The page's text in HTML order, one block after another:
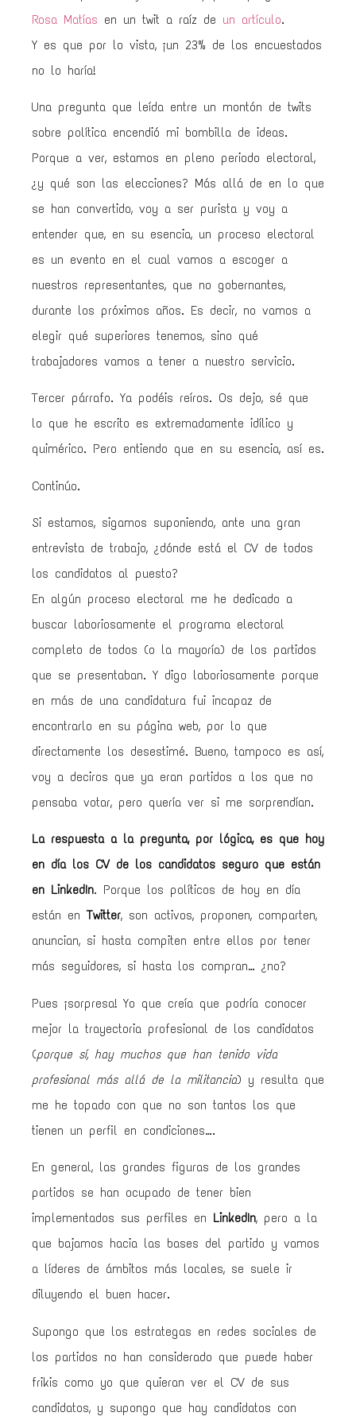
Rosa Matías en un twit a raíz de un artículo.
Y es que por lo visto, ¡un 23% de los encuestados
no lo haría!
Una pregunta que leída entre un montón de twits
sobre política encendió mi bombilla de ideas.
Porque a ver, estamos en pleno periodo electoral,
¿y qué son las elecciones? Más allá de en lo que
se han convertido, voy a ser purista y voy a
entender que, en su esencia, un proceso electoral
es un evento en el cual vamos a escoger a
nuestros representantes, que no gobernantes,
durante los próximos años. Es decir, no vamos a
elegir qué superiores tenemos, sino qué
trabajadores vamos a tener a nuestro servicio.
Tercer párrafo. Ya podéis reíros. Os dejo, sé que
lo que he escrito es extremadamente idílico y
quimérico. Pero entiendo que en su esencia, así es.
Continúo.
Si estamos, sigamos suponiendo, ante una gran
entrevista de trabajo, ¿dónde está el CV de todos
los candidatos al puesto?
En algún proceso electoral me he dedicado a
buscar laboriosamente el programa electoral
completo de todos (o la mayoría) de los partidos
que se presentaban. Y digo laboriosamente porque
en más de una candidatura fui incapaz de
encontrarlo en su página web, por lo que
directamente los desestimé. Bueno, tampoco es así,
voy a deciros que ya eran partidos a los que no
pensaba votar, pero quería ver si me sorprendían.
La respuesta a la pregunta, por lógica, es que hoy
en día los CV de los candidatos seguro que están
en LinkedIn. Porque los políticos de hoy en día
están enTwitter, son activos, proponen, comparten,
anuncian, si hasta compiten entre ellos por tener
más seguidores, si hasta los compran… ¿no?
Pues ¡sorpresa! Yo que creía que podría conocer
mejor la trayectoria profesional de los candidatos
(porque sí, hay muchos que han tenido vida
profesional más allá de la militancia) y resulta que
me he topado con que no son tantos los que
tienen un perfil en condiciones….
En general, las grandes figuras de los grandes
partidos se han ocupado de tener bien
implementados sus perfiles en LinkedIn, pero a la
que bajamos hacia las bases del partido y vamos
a líderes de ámbitos más locales, se suele ir
diluyendo el buen hacer.
Supongo que los estrategas en redes sociales de
los partidos no han considerado que puede haber
frikis como yo que quieran ver el CV de sus
candidatos, y supongo que hay candidatos con